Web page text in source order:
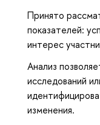
Принято
показателей:
интерес
Анализ
исследований
изменения.